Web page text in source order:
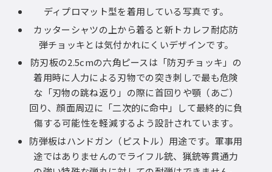
ディプロマット型を着用している写真です。
カッターシャツの上から着ると新トカレフ耐応防
弾チョッキとは気付かれにくいデザインです。
防刃板の2.5cmの六角ピースは「防刃チョッキ」の
着用時に人力による刃物での突き刺しで最も危険
な「刃物の跳ね返り」の際に首回りや顎（あご）
回り、顔面周辺に「二次的に命中」して最終的に負
傷する可能性を軽減するよう設計されています。
防弾板はハンドガン（ピストル）用途です。軍事用
途ではありませんのでライフル銃、猟銃等貫通力